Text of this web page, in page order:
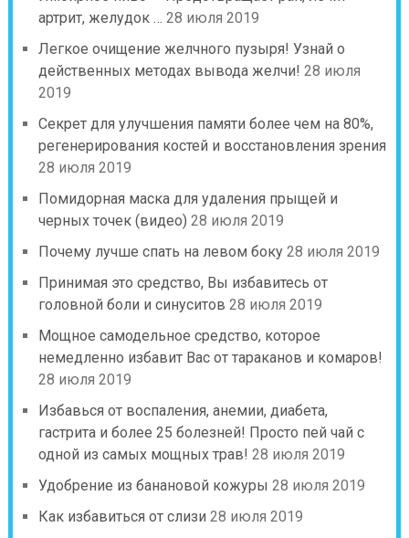
артрит, желудок … 28 июля 2019
Легкое очищение желчного пузыря! Узнай о
действенных методах вывода желчи! 28 июля
2019
Секрет для улучшения памяти более чем на 80%,
регенерирования костей и восстановления зрения
28 июля 2019
Помидорная маска для удаления прыщей и
черных точек (видео) 28 июля 2019
Почему лучше спать на левом боку 28 июля 2019
Принимая это средство, Вы избавитесь от
головной боли и синуситов 28 июля 2019
Мощное самодельное средство, которое
немедленно избавит Вас от тараканов и комаров!
28 июля 2019
Избавься от воспаления, анемии, диабета,
гастрита и более 25 болезней! Просто пей чай с
одной из самых мощных трав! 28 июля 2019
Удобрение из банановой кожуры 28 июля 2019
Как избавиться от слизи 28 июля 2019